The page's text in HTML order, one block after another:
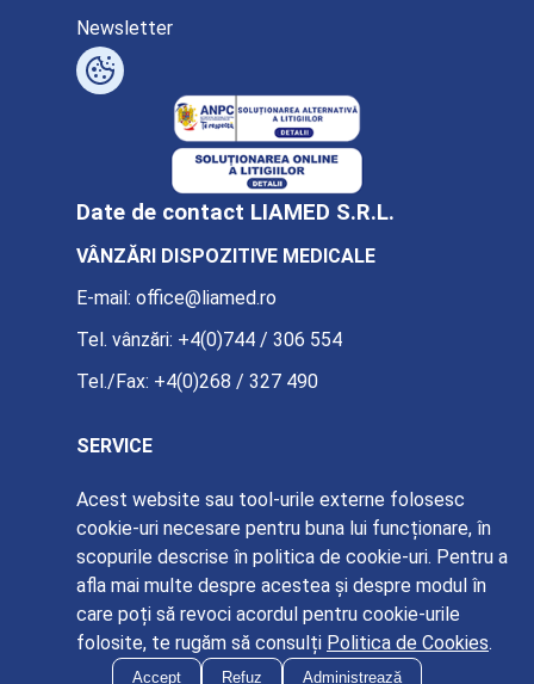
Date de contact LIAMED S.R.L.
VÂNZĂRI DISPOZITIVE MEDICALE
E-mail: office@liamed.ro
Tel. vânzări: +4(0)744 / 306 554
Tel./Fax: +4(0)268 / 327 490
SERVICE
E-mail:
service@liamed.ro
Tel. service:+4(0)739 / 885 387
© Liamed 2026
Newsletter
Acest website sau tool-urile externe folosesc
cookie-uri necesare pentru buna lui funcționare, în
scopurile descrise în politica de cookie-uri. Pentru a
afla mai multe despre acestea și despre modul în
care poți să revoci acordul pentru cookie-urile
folosite, te rugăm să consulți Politica de Cookies.
Accept Refuz Administrează